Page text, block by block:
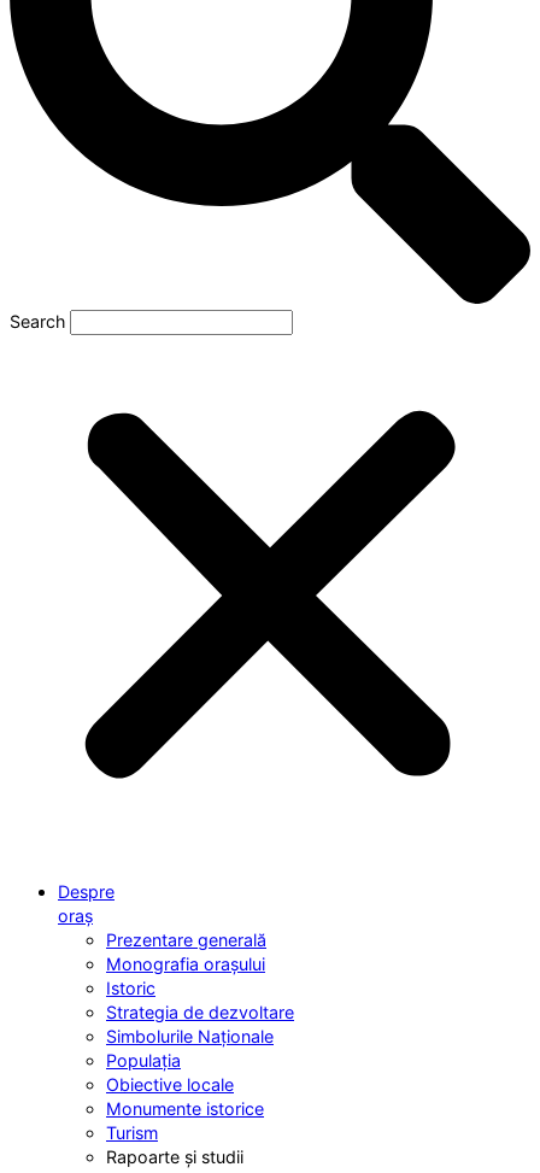
Search
Despre
oraș
Prezentare generală
Monografia orașului
Istoric
Strategia de dezvoltare
Simbolurile Naționale
Populația
Obiective locale
Monumente istorice
Turism
Rapoarte și studii